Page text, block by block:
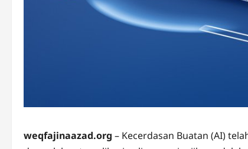
weqfajinaazad.org – Kecerdasan Buatan (AI)